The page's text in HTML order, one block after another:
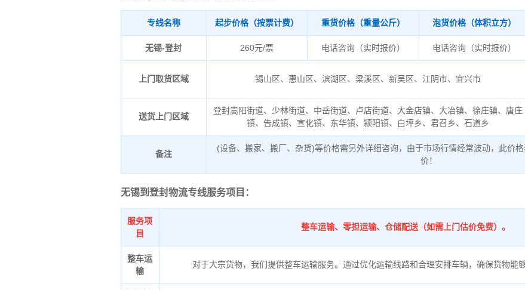
专线名称 起步价格（按票计费） 重货价格（重量公斤） 泡货价格（体积立方）
无锡-登封 260元/票 电话咨询（实时报价） 电话咨询（实时报价）
上门取货区域 锡山区、惠山区、滨湖区、梁溪区、新吴区、江阴市、宜兴市
送货上门区域
登封嵩阳街道、少林街道、中岳街道、卢店街道、大金店镇、大冶镇、徐庄镇、唐庄
镇、告成镇、宣化镇、东华镇、颍阳镇、白坪乡、君召乡、石道乡
备注
(设备、搬家、搬厂、杂货)等价格需另外详细咨询，由于市场行情经常波动，此价
价！
无锡到登封物流专线服务项目：
服务项
目
整车运输、零担运输、仓储配送（如需上门估价免费）。
整车运
输
对于大宗货物，我们提供整车运输服务。通过优化运输线路和合理安排车辆，确保货物能